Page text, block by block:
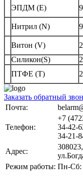
ЭПДМ (Е)
Нитрил (N)
Витон (V)
Силикон(S)
ПТФЕ (Т)
Заказать обратный
Почта:
Телефон:
+7
34-42-
34-21-
Адрес:
Режим работы: Пн-Сб: